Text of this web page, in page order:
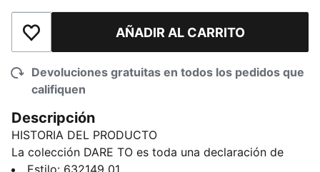
Añadir a la lista de deseosAÑADIR AL CARRITO
Devoluciones gratuitas en todos los pedidos que
califiquen
Descripción
HISTORIA DEL PRODUCTO
La colección DARE TO es toda una declaración de
estilo, con sus diseños audaces que desafían los
Estilo: 632149_01